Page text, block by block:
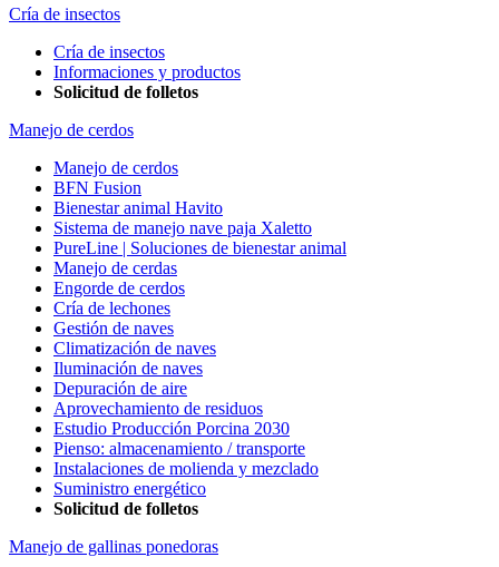
Cría de insectos
Cría de insectos
Informaciones y productos
Solicitud de folletos
Manejo de cerdos
Manejo de cerdos
BFN Fusion
Bienestar animal Havito
Sistema de manejo nave paja Xaletto
PureLine | Soluciones de bienestar animal
Manejo de cerdas
Engorde de cerdos
Cría de lechones
Gestión de naves
Climatización de naves
Iluminación de naves
Depuración de aire
Aprovechamiento de residuos
Estudio Producción Porcina 2030
Pienso: almacenamiento / transporte
Instalaciones de molienda y mezclado
Suministro energético
Solicitud de folletos
Manejo de gallinas ponedoras